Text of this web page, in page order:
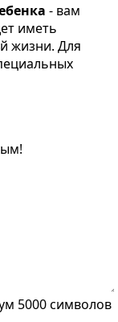
- вам
иметь
жизни. Для
5000 символов